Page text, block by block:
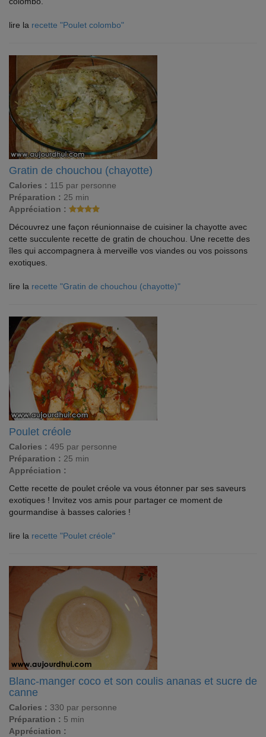
lire la recette "Poulet colombo"
Gratin de chouchou (chayotte)
Calories : 115 par personne
Préparation : 25 min
Appréciation :
Découvrez une façon réunionnaise de cuisiner la chayotte avec
cette succulente recette de gratin de chouchou. Une recette des
îles qui accompagnera à merveille vos viandes ou vos poissons
exotiques.
lire la recette "Gratin de chouchou (chayotte)"
Poulet créole
Calories : 495 par personne
Préparation : 25 min
Appréciation :
Cette recette de poulet créole va vous étonner par ses saveurs
exotiques ! Invitez vos amis pour partager ce moment de
gourmandise à basses calories !
lire la recette "Poulet créole"
Blanc-manger coco et son coulis ananas et sucre de
canne
Calories : 330 par personne
Préparation : 5 min
Appréciation :